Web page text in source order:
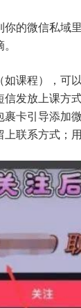
的微信私域
课程），可
发放上课方
卡引导添加
联系方式；